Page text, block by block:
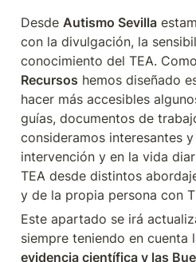
Desde Autismo Sevilla
con la divulgación, la
conocimiento del TEA. Como
Recursos hemos diseñado
hacer más accesibles
guías, documentos de
consideramos interesantes
intervención y en la vida
TEA desde distintos
y de la propia persona con
Este apartado se irá
siempre teniendo en cuenta
evidencia científica y las